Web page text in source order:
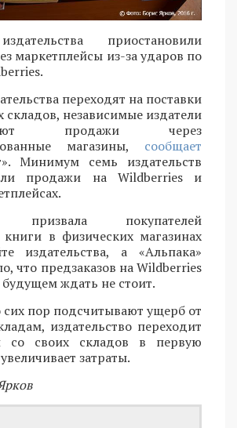
приостановили
маркетплейсы из-за ударов по
переходят на поставки
складов, независимые издатели
продажи через
магазины, сообщает
Минимум семь издательств
продажи на Wildberries и
призвала покупателей
книги в физических магазинах
издательства, а «Альпака»
что предзаказов на Wildberries
ждать не стоит.
пор подсчитывают ущерб от
издательство переходит
со своих складов в первую
затраты.